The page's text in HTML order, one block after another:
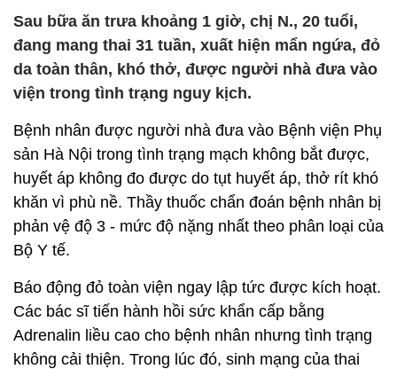
Sau bữa ăn trưa khoảng 1 giờ, chị N., 20 tuổi,
đang mang thai 31 tuần, xuất hiện mẩn ngứa, đỏ
da toàn thân, khó thở, được người nhà đưa vào
viện trong tình trạng nguy kịch.
Bệnh nhân được người nhà đưa vào Bệnh viện Phụ
sản Hà Nội trong tình trạng mạch không bắt được,
huyết áp không đo được do tụt huyết áp, thở rít khó
khăn vì phù nề. Thầy thuốc chẩn đoán bệnh nhân bị
phản vệ độ 3 - mức độ nặng nhất theo phân loại của
Bộ Y tế.
Báo động đỏ toàn viện ngay lập tức được kích hoạt.
Các bác sĩ tiến hành hồi sức khẩn cấp bằng
Adrenalin liều cao cho bệnh nhân nhưng tình trạng
không cải thiện. Trong lúc đó, sinh mạng của thai